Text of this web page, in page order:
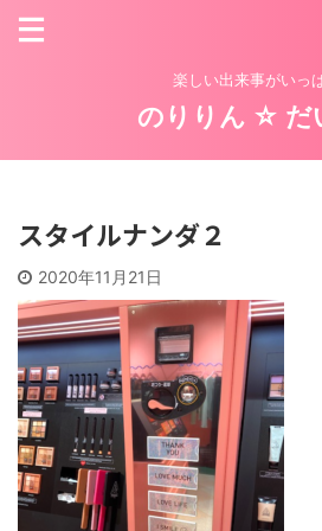
楽しい出来事がいっ
のりりん ☆ だ
スタイルナンダ２
2020年11月21日